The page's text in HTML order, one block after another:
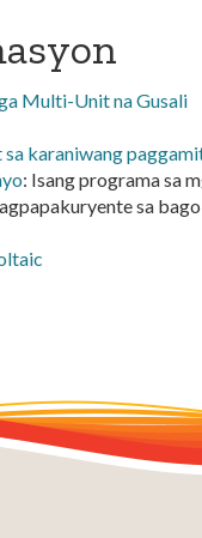
Multi-Unit na Gusali
karaniwang
: Isang programa sa
sa